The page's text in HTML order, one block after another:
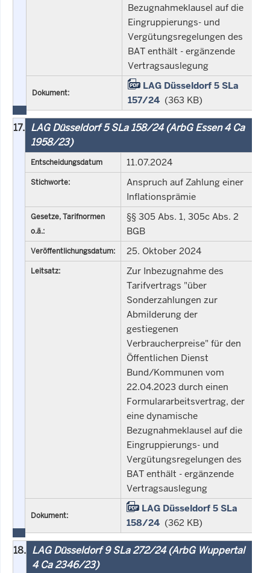
Bezugnahmeklausel auf die
Eingruppierungs- und
Vergütungsregelungen des
BAT enthält - ergänzende
Vertragsauslegung
Dokument:
LAG Düsseldorf 5 SLa
157/24 (363 KB)
17. LAG Düsseldorf 5 SLa 158/24 (ArbG Essen 4 Ca
1958/23)
Entscheidungsdatum 11.07.2024
Stichworte:
Anspruch auf Zahlung einer
Inflationsprämie
Gesetze, Tarifnormen
o.ä.:
§§ 305 Abs. 1, 305c Abs. 2
BGB
Veröffentlichungsdatum: 25. Oktober 2024
Leitsatz:
Zur Inbezugnahme des
Tarifvertrags "über
Sonderzahlungen zur
Abmilderung der
gestiegenen
Verbraucherpreise" für den
Öffentlichen Dienst
Bund/Kommunen vom
22.04.2023 durch einen
Formulararbeitsvertrag, der
eine dynamische
Bezugnahmeklausel auf die
Eingruppierungs- und
Vergütungsregelungen des
BAT enthält - ergänzende
Vertragsauslegung
Dokument:
LAG Düsseldorf 5 SLa
158/24 (362 KB)
18. LAG Düsseldorf 9 SLa 272/24 (ArbG Wuppertal
4 Ca 2346/23)